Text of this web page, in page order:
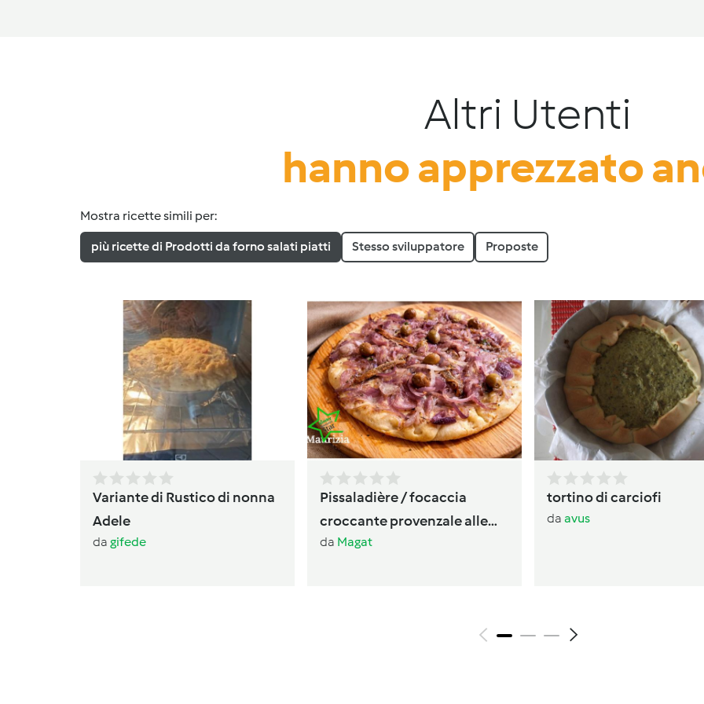
Altri Utenti
hanno apprezzato
Mostra ricette simili per:
più ricette di Prodotti da forno salati piatti Stesso sviluppatore Proposte
Variante di Rustico di nonna
Adele
da gifede
Pissaladière / focaccia
croccante provenzale alle
cipolle
da Magat
tortino di carciofi
da avus